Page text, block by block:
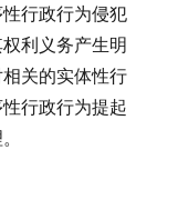
行政行为侵犯
利义务产生明
关的实体性行
行政行为提起